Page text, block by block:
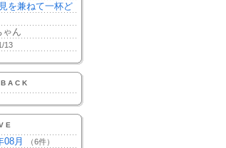
を兼ねて一杯ど
ゃん
13
08月 （6件）